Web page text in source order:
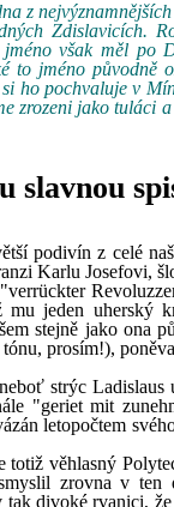
z
Zdislavicích.
však měl po
jméno původně
ho pochvaluje v
zrozeni jako tuláci
slavnou
podivín z celé
Karlu Josefovi,
jeden uherský
stejně jako ona
prosím!),
strýc
"geriet mit
letopočtem
totiž věhlasný
zrovna v ten
divoké rvanici,